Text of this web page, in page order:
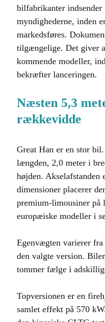
bilfabrikanter
myndighederne, inden
markedsføres.
tilgængelige. Det giver
kommende modeller,
bekræfter lanceringen.
Næsten 5,3
rækkevidde
Great Han er en stor
længden, 2,0 meter i
højden. Akselafstanden
dimensioner placerer
premium-limousiner på
europæiske modeller i
Egenvægten varierer
den valgte version.
tommer fælge i
Topversionen er en
samlet effekt på 570